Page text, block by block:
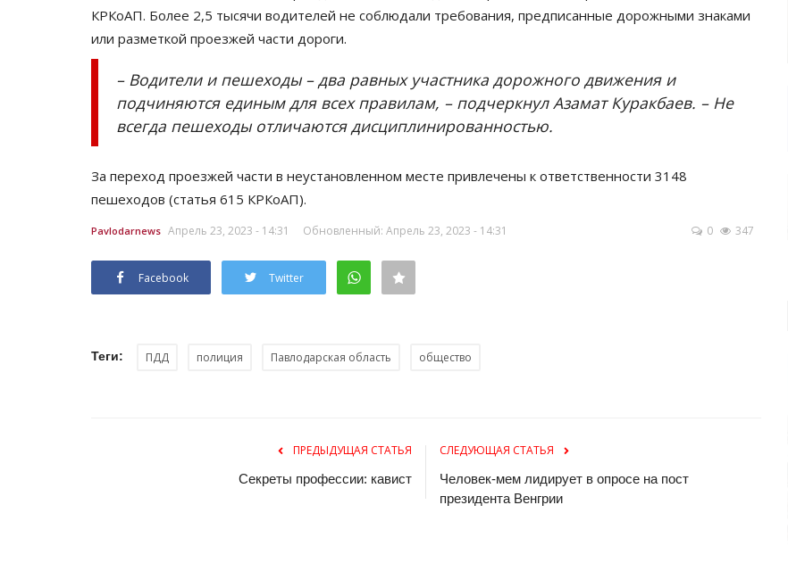
КРКоАП. Более 2,5 тысячи водителей не соблюдали требования, предписанные дорожными знаками
или разметкой проезжей части дороги.
– Водители и пешеходы – два равных участника дорожного движения и
подчиняются единым для всех правилам, – подчеркнул Азамат Куракбаев. – Не
всегда пешеходы отличаются дисциплинированностью.
За переход проезжей части в неустановленном месте привлечены к ответственности 3148
пешеходов (статья 615 КРКоАП).
Pavlodarnews Апрель 23, 2023 - 14:31 Обновленный: Апрель 23, 2023 - 14:31 0 347
Facebook Twitter
Теги: ПДД полиция Павлодарская область общество
ПРЕДЫДУЩАЯ СТАТЬЯ
Секреты профессии: кавист
СЛЕДУЮЩАЯ СТАТЬЯ
Человек-мем лидирует в опросе на пост
президента Венгрии